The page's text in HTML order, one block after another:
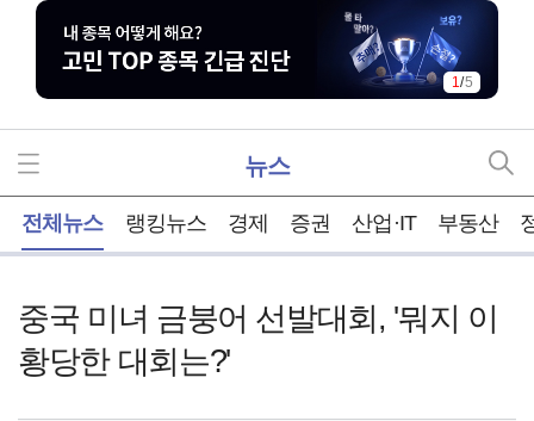
1/5
뉴스
전체뉴스 랭킹뉴스 경제 증권 산업·IT 부동산
중국 미녀 금붕어 선발대회, '뭐지 이
황당한 대회는?'